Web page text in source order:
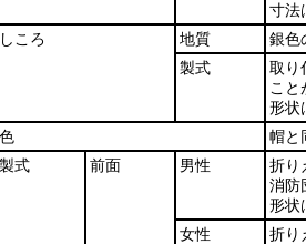
寸法
しころ
地質
銀色
製式
取り
こと
形状
色
帽と
製式
前面 男性
折り
消防
形状
女性
折り